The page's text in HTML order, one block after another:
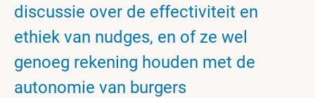
discussie over de effectiviteit en
ethiek van nudges, en of ze wel
genoeg rekening houden met de
autonomie van burgers